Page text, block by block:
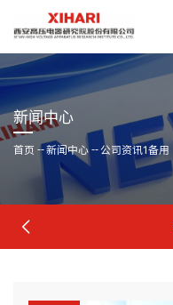
新闻中心
首页 -- 新闻中心 -- 公司资讯1备用